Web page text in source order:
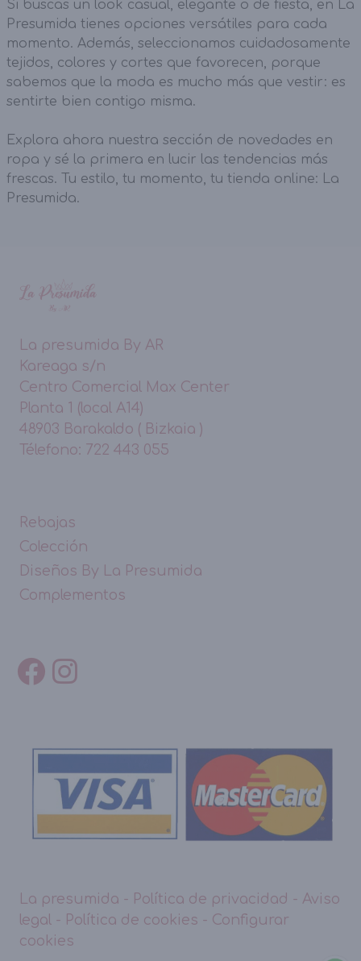
Si buscas un look casual, elegante o de fiesta, en La
Presumida tienes opciones versátiles para cada
momento. Además, seleccionamos cuidadosamente
tejidos, colores y cortes que favorecen, porque
sabemos que la moda es mucho más que vestir: es
sentirte bien contigo misma.
Explora ahora nuestra sección de novedades en
ropa y sé la primera en lucir las tendencias más
frescas. Tu estilo, tu momento, tu tienda online: La
Presumida.
La presumida By AR
Kareaga s/n
Centro Comercial Max Center
Planta 1 (local A14)
48903 Barakaldo ( Bizkaia )
Télefono: 722 443 055
Rebajas
Colección
Diseños By La Presumida
Complementos
La presumida - Política de privacidad - Aviso
legal - Política de cookies - Configurar
cookies